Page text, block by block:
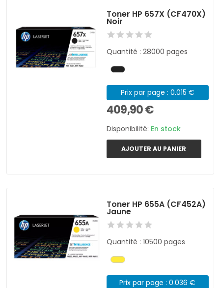
Toner HP 657X (CF470X)
Noir
Quantité : 28000 pages
Prix par page : 0.015 €
409,90 €
Disponibilité: En stock
AJOUTER AU PANIER
Toner HP 655A (CF452A)
Jaune
Quantité : 10500 pages
Prix par page : 0.036 €